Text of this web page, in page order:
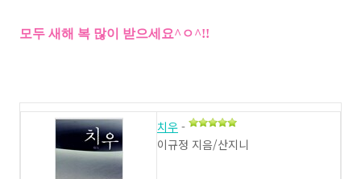
모두 새해 복 많이 받으세요^ㅇ^!!
치우 -
이규정 지음/산지니